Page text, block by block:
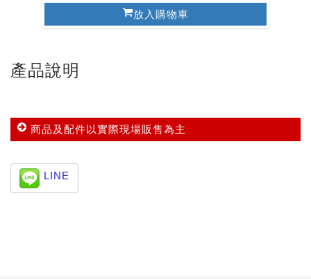
放入購物車
產品說明
商品及配件以實際現場販售為主
LINE